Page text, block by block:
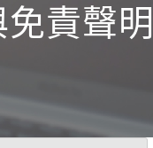
責聲